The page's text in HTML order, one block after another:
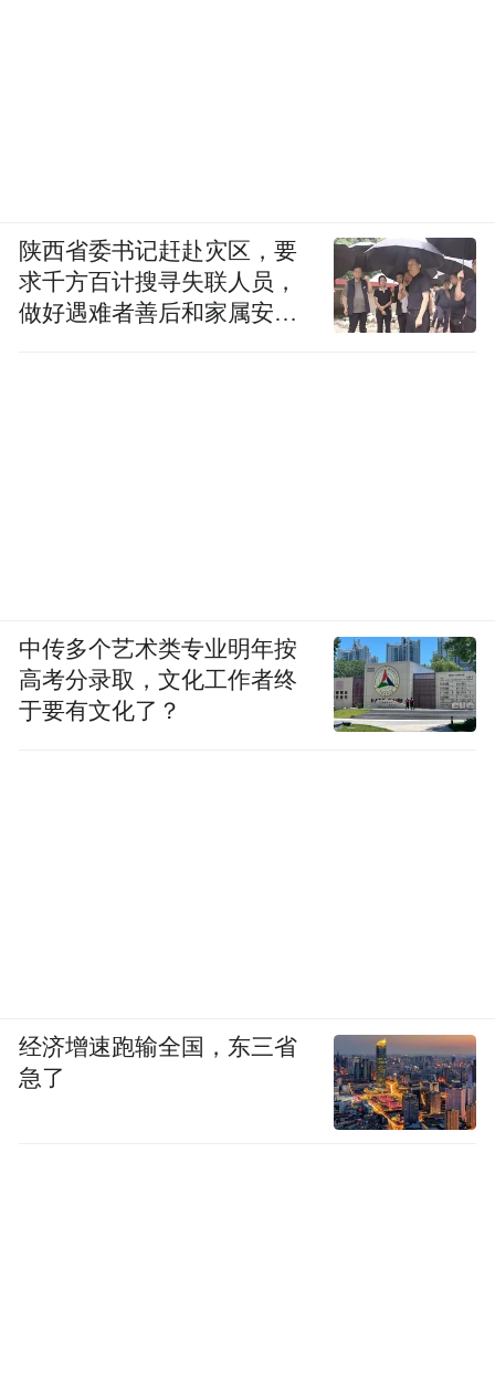
陕西省委书记赶赴灾区，要
求千方百计搜寻失联人员，
做好遇难者善后和家属安抚
中传多个艺术类专业明年按
高考分录取，文化工作者终
于要有文化了？
经济增速跑输全国，东三省
急了